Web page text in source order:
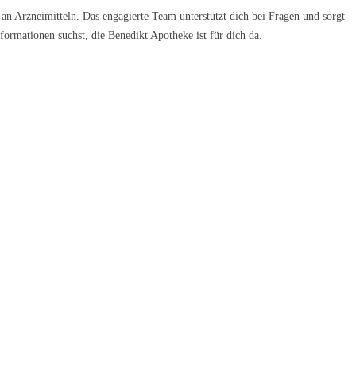
Arzneimitteln. Das engagierte Team unterstützt dich bei Fragen und sorgt
suchst, die Benedikt Apotheke ist für dich da.